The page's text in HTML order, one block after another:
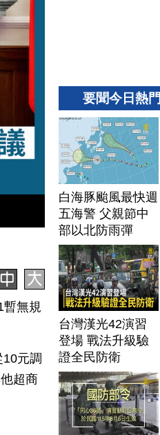
暫無規
元調
超商
要聞今日熱門
白海豚颱風最快週
五海警 父親節中
部以北防雨彈
台灣漢光42演習
登場 戰法升級驗
證全民防衛